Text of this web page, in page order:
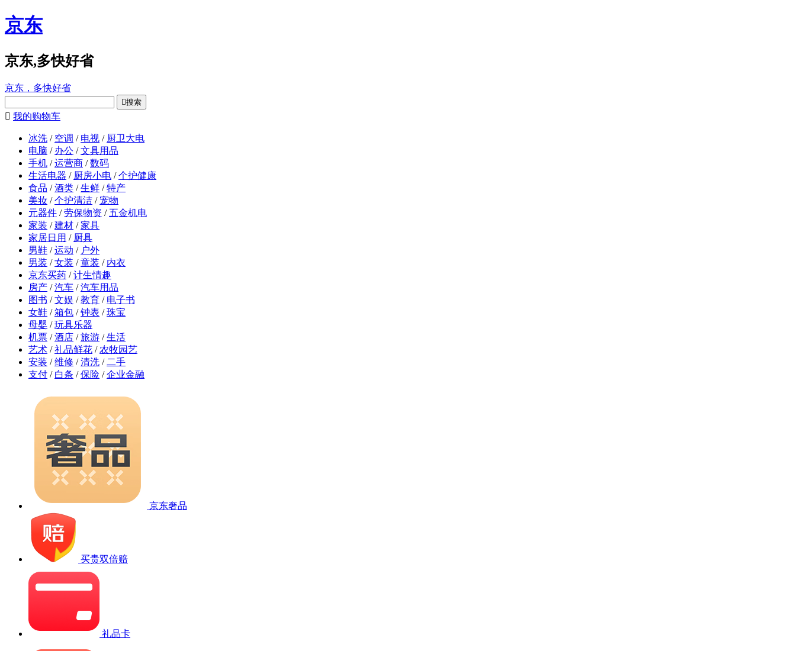
京东
京东,多快好省
京东，多快好省
搜索
 我的购物车
冰洗 / 空调 / 电视 / 厨卫大电
电脑 / 办公 / 文具用品
手机 / 运营商 / 数码
生活电器 / 厨房小电 / 个护健康
食品 / 酒类 / 生鲜 / 特产
美妆 / 个护清洁 / 宠物
元器件 / 劳保物资 / 五金机电
家装 / 建材 / 家具
家居日用 / 厨具
男鞋 / 运动 / 户外
男装 / 女装 / 童装 / 内衣
京东买药 / 计生情趣
房产 / 汽车 / 汽车用品
图书 / 文娱 / 教育 / 电子书
女鞋 / 箱包 / 钟表 / 珠宝
母婴 / 玩具乐器
机票 / 酒店 / 旅游 / 生活
艺术 / 礼品鲜花 / 农牧园艺
安装 / 维修 / 清洗 / 二手
支付 / 白条 / 保险 / 企业金融
京东奢品
买贵双倍赔
礼品卡